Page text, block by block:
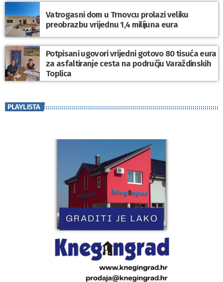
Vatrogasni dom u Trnovcu prolazi veliku
preobrazbu vrijednu 1,4 milijuna eura
Potpisani ugovori vrijedni gotovo 80 tisuća eura
za asfaltiranje cesta na području Varaždinskih
Toplica
PLAYLISTA